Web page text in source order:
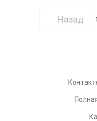
Назад 1